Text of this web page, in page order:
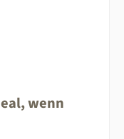
wenn